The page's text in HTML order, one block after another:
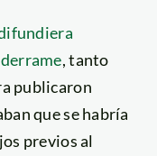
, tanto
publicaron
que se habría
previos al